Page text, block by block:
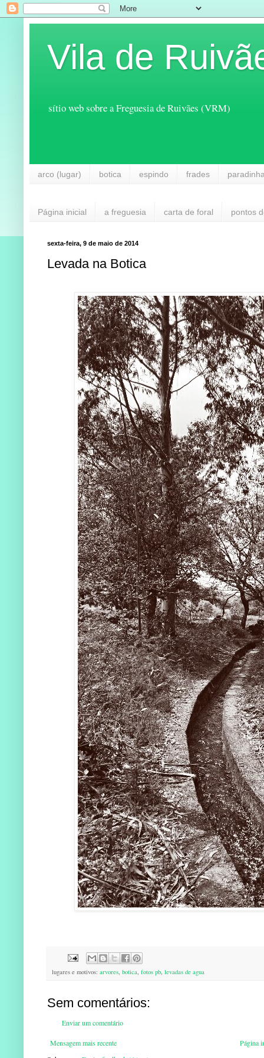
Vila de
sítio web sobre a Freguesia de Ruivães (VRM)
arco (lugar) botica espindo frades
Página inicial a freguesia carta de foral pontos
sexta-feira, 9 de maio de 2014
Levada na Botica
lugares e motivos: arvores, botica, fotos pb, levadas de agua
Sem comentários:
Enviar um comentário
Mensagem mais recente
Página